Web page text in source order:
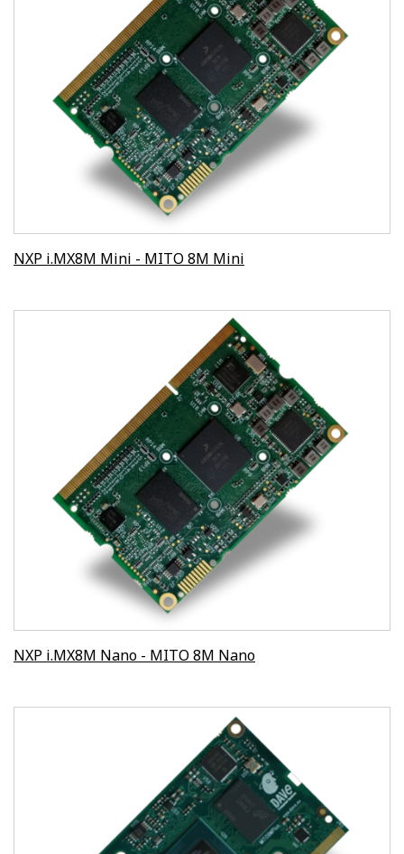
NXP i.MX8M Mini - MITO 8M Mini
NXP i.MX8M Nano - MITO 8M Nano